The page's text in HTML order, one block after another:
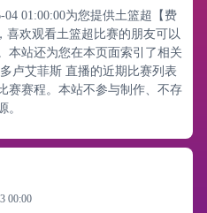
01:00:00为您提供土篮超【费
喜欢观看土篮超比赛的朋友可以
本站还为您在本页面索引了相关
卢艾菲斯 直播的近期比赛列表
赛赛程。本站不参与制作、不存
。
00:00